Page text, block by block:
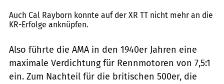
Auch Cal Rayborn konnte auf der XR TT nicht mehr an die
KR-Erfolge anknüpfen.
Also führte die AMA in den 1940er Jahren eine
maximale Verdichtung für Rennmotoren von 7,5:1
ein. Zum Nachteil für die britischen 500er, die